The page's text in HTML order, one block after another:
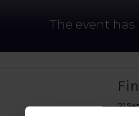
The event has
21